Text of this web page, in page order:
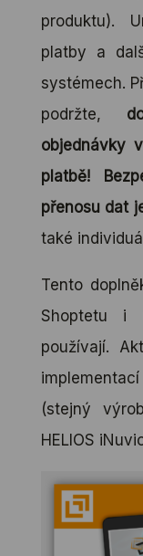
produktu).
platby a
systémech.
podržte,
objednávky
platbě!
přenosu dat
také
Tento
Shoptetu i
používají.
(stejný
HELIOS